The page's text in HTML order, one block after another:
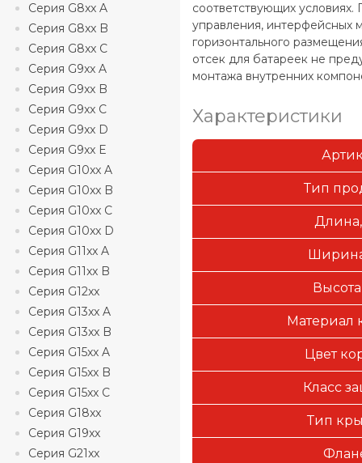
Серия G8xx A
Серия G8xx B
Серия G8xx C
Серия G9xx A
Серия G9xx B
Серия G9xx C
Серия G9xx D
Серия G9xx E
Серия G10xx A
Серия G10xx B
Серия G10xx C
Серия G10xx D
Серия G11xx A
Серия G11xx B
Серия G12xx
Серия G13xx A
Серия G13xx B
Серия G15xx A
Серия G15xx B
Серия G15xx C
Серия G18xx
Серия G19xx
Серия G21xx
соответствующих условиях.
управления, интерфейсных
горизонтального
отсек для батареек не
монтажа внутренних
Характеристики
Тип
Материал
Цвет
Класс
Тип